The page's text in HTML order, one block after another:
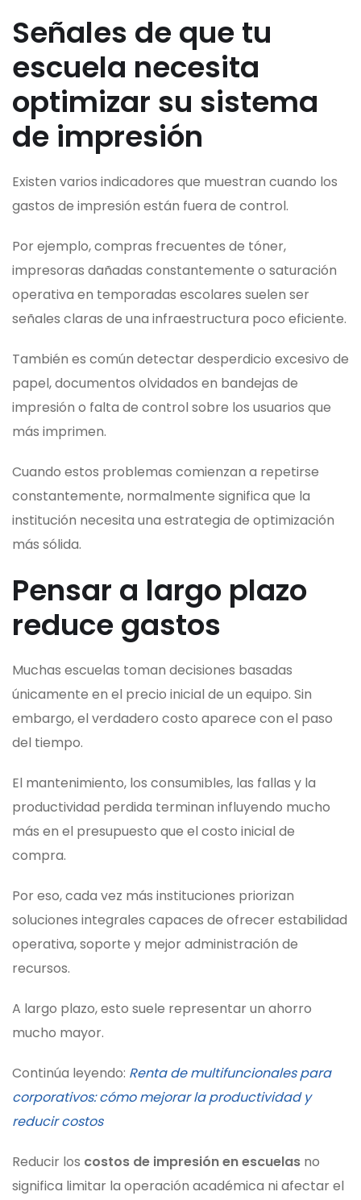
Señales de que tu
escuela necesita
optimizar su sistema
de impresión
Existen varios indicadores que muestran cuando los
gastos de impresión están fuera de control.
Por ejemplo, compras frecuentes de tóner,
impresoras dañadas constantemente o saturación
operativa en temporadas escolares suelen ser
señales claras de una infraestructura poco eficiente.
También es común detectar desperdicio excesivo de
papel, documentos olvidados en bandejas de
impresión o falta de control sobre los usuarios que
más imprimen.
Cuando estos problemas comienzan a repetirse
constantemente, normalmente significa que la
institución necesita una estrategia de optimización
más sólida.
Pensar a largo plazo
reduce gastos
Muchas escuelas toman decisiones basadas
únicamente en el precio inicial de un equipo. Sin
embargo, el verdadero costo aparece con el paso
del tiempo.
El mantenimiento, los consumibles, las fallas y la
productividad perdida terminan influyendo mucho
más en el presupuesto que el costo inicial de
compra.
Por eso, cada vez más instituciones priorizan
soluciones integrales capaces de ofrecer estabilidad
operativa, soporte y mejor administración de
recursos.
A largo plazo, esto suele representar un ahorro
mucho mayor.
Continúa leyendo: Renta de multifuncionales para
corporativos: cómo mejorar la productividad y
reducir costos
Reducir los costos de impresión en escuelas no
significa limitar la operación académica ni afectar el